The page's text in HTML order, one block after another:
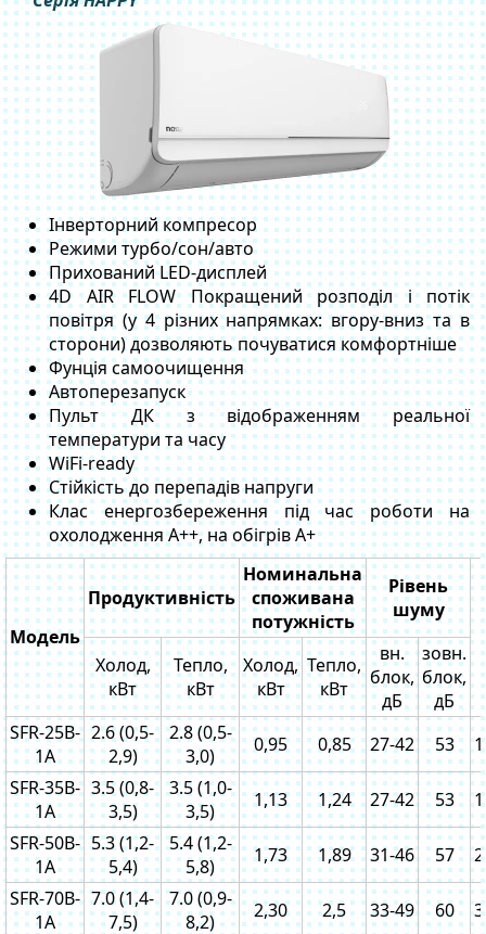
Інверторний компресор
Режими турбо/сон/авто
Прихований LED-дисплей
4D AIR FLOW Покращений розподіл і потік
повітря (у 4 різних напрямках: вгору-вниз та в
сторони) дозволяють почуватися комфортніше
Фунція самоочищення
Автоперезапуск
Пульт ДК з відображенням реальної
температури та часу
WiFi-ready
Стійкість до перепадів напруги
Клас енергозбереження під час роботи на
охолодження А++, на обігрів А+
Модель
Продуктивність
Номинальна
споживана
потужність
Рівень
шуму
Холод,
кВт
Тепло,
кВт
Холод,
кВт
Тепло,
кВт
вн.
блок,
дБ
зовн.
блок,
дБ
SFR-25B-
1A
2.6 (0,5-
2,9)
2.8 (0,5-
3,0)
0,95 0,85 27-42 53
SFR-35B-
1A
3.5 (0,8-
3,5)
3.5 (1,0-
3,5)
1,13 1,24 27-42 53
SFR-50B-
1A
5.3 (1,2-
5,4)
5.4 (1,2-
5,8)
1,73 1,89 31-46 57
SFR-70B-
1A
7.0 (1,4-
7,5)
7.0 (0,9-
8,2)
2,30 2,5 33-49 60